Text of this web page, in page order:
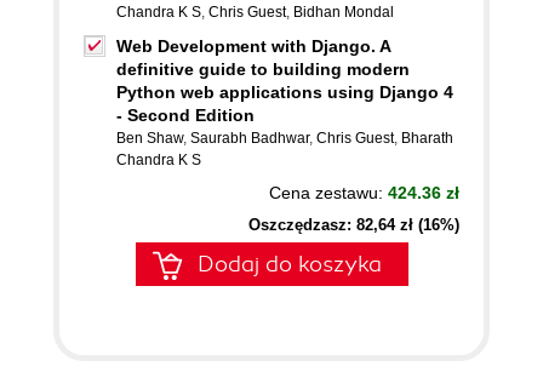
Chandra K S, Chris Guest, Bidhan Mondal
Web Development with Django. A
definitive guide to building modern
Python web applications using Django 4
- Second Edition
Ben Shaw, Saurabh Badhwar, Chris Guest, Bharath
Chandra K S
Cena zestawu: 424.36 zł
Oszczędzasz: 82,64 zł (16%)
Dodaj do koszyka